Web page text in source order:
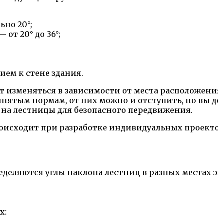
20°;
20° до 36°;
к стене здания.
в зависимости от места
нормам, от них можно и отступить, но
лестницы для безопасного передвижения.
при разработке индивидуальных
углы наклона лестниц в разных местах